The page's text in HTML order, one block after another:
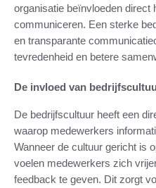
organisatie beïnvloeden
communiceren. Een sterke
en transparante
tevredenheid en betere
De invloed van
De bedrijfscultuur heeft een
waarop medewerkers
Wanneer de cultuur gericht is
voelen medewerkers zich
feedback te geven. Dit zorgt